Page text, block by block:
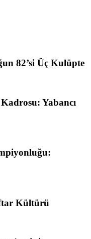
82’si Üç Kulüpte
Yabancı
Kültürü